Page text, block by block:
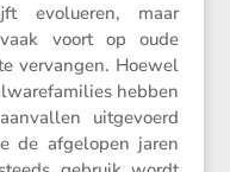
evolu­eren, maar
voort op oude
vervangen. Hoewel
hebben
uitge­voerd
de afgelopen jaren